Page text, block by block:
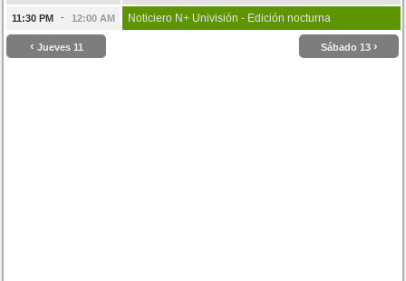
11:30 PM - 12:00 AM Noticiero N+ Univisión - Edición nocturna
‹ Jueves 11 Sábado 13 ›